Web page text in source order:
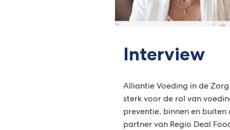
Interview
Alliantie Voeding in de
sterk voor de rol van
preventie, binnen en buiten
partner van Regio Deal